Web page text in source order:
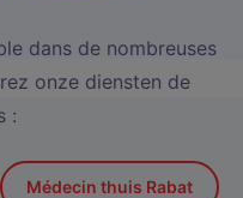
dans de nombreuses
onze diensten de
:
Médecin thuis Rabat